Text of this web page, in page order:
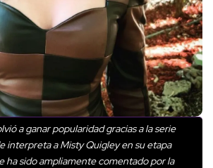
a ganar popularidad gracias a la serie
interpreta a Misty Quigley en su etapa
ha sido ampliamente comentado por la